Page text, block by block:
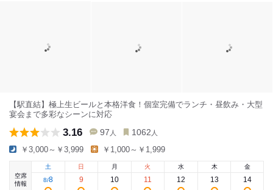
【駅直結】極上生ビールと本格洋食！個室完備でランチ・昼飲み・大型
宴会まで多彩なシーンに対応
3.16 97 人 1062 人
￥3,000～￥3,999 ￥1,000～￥1,999
空席
情報
土
8/8
日
9
月
10
火
11
水
12
木
13
金
14